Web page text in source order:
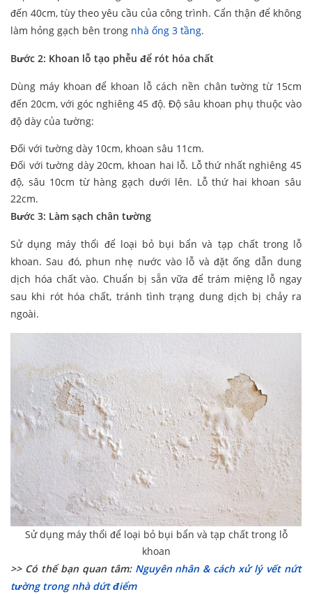
đến 40cm, tùy theo yêu cầu của công trình. Cẩn thận để không
làm hỏng gạch bên trong nhà ống 3 tầng.
Bước 2: Khoan lỗ tạo phễu để rót hóa chất
Dùng máy khoan để khoan lỗ cách nền chân tường từ 15cm
đến 20cm, với góc nghiêng 45 độ. Độ sâu khoan phụ thuộc vào
độ dày của tường:
Đối với tường dày 10cm, khoan sâu 11cm.
Đối với tường dày 20cm, khoan hai lỗ. Lỗ thứ nhất nghiêng 45
độ, sâu 10cm từ hàng gạch dưới lên. Lỗ thứ hai khoan sâu
22cm.
Bước 3: Làm sạch chân tường
Sử dụng máy thổi để loại bỏ bụi bẩn và tạp chất trong lỗ
khoan. Sau đó, phun nhẹ nước vào lỗ và đặt ống dẫn dung
dịch hóa chất vào. Chuẩn bị sẵn vữa để trám miệng lỗ ngay
sau khi rót hóa chất, tránh tình trạng dung dịch bị chảy ra
ngoài.
Sử dụng máy thổi để loại bỏ bụi bẩn và tạp chất trong lỗ
khoan
>> Có thể bạn quan tâm: Nguyên nhân & cách xử lý vết nứt
tường trong nhà dứt điểm